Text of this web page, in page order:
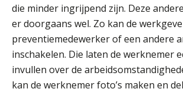
die minder ingrijpend zijn. Deze
er doorgaans wel. Zo kan de
preventiemedewerker of een andere
inschakelen. Die laten de werknemer
invullen over de
kan de werknemer foto’s maken en
11
AUG
Markus Verbeek
14
AUG
Markus Verbeek